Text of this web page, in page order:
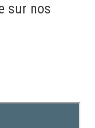
sur nos